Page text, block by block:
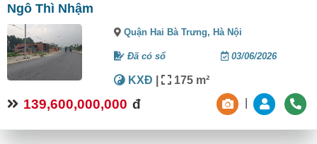
Ngô Thì Nhậm
Quận Hai Bà Trưng,Hà Nội
Đã có sổ 03/06/2026
KXĐ | 175 m²
139,600,000,000 đ